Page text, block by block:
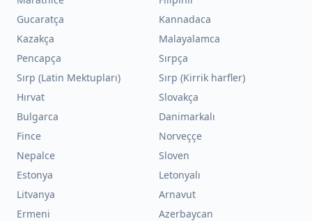
Gucaratça
Kannadaca
Kazakça
Malayalamca
Pencapça
Sırpça
Sırp (Latin Mektupları)
Sırp (Kirrik harfler)
Hırvat
Slovakça
Bulgarca
Danimarkalı
Fince
Norveççe
Nepalce
Sloven
Estonya
Letonyalı
Litvanya
Arnavut
Ermeni
Azerbaycan